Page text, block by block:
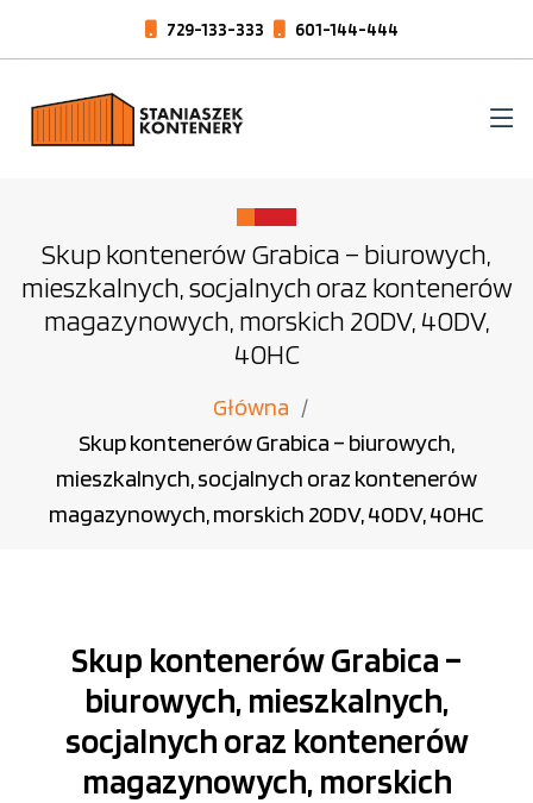
729-133-333 601-144-444
Skup kontenerów Grabica – biurowych,
mieszkalnych, socjalnych oraz kontenerów
magazynowych, morskich 20DV, 40DV,
40HC
Główna
Skup kontenerów Grabica – biurowych,
mieszkalnych, socjalnych oraz kontenerów
magazynowych, morskich 20DV, 40DV, 40HC
Skup kontenerów Grabica –
biurowych, mieszkalnych,
socjalnych oraz kontenerów
magazynowych, morskich